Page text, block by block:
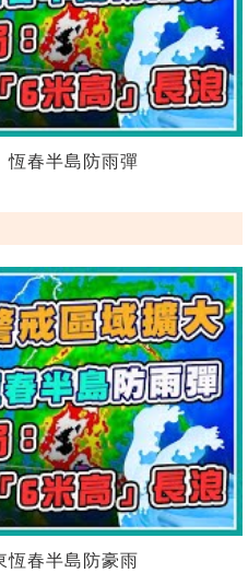
恆春半島防雨彈
恆春半島防豪雨